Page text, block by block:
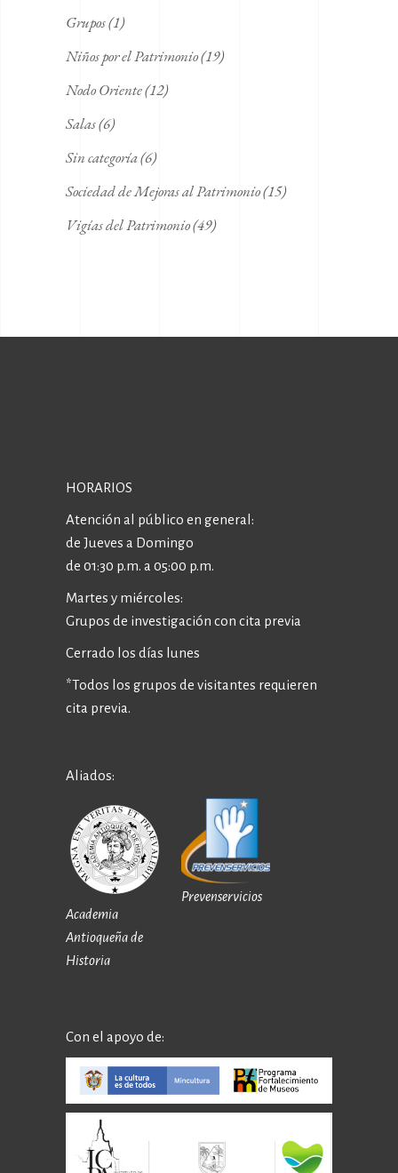
Grupos(1)
Niños por el Patrimonio(19)
Nodo Oriente(12)
Salas(6)
Sin categoría(6)
Sociedad de Mejoras al Patrimonio(15)
Vigías del Patrimonio(49)
HORARIOS
Atención al público en general:
de Jueves a Domingo
de 01:30 p.m. a 05:00 p.m.
Martes y miércoles:
Grupos de investigación con cita previa
Cerrado los días lunes
*Todos los grupos de visitantes requieren
cita previa.
Aliados:
Academia
Antioqueña de
Historia
Prevenservicios
Con el apoyo de: